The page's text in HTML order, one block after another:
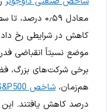
کاهش در شرایطی رخ داد
موضع نسبتاً انقباضی
برخی شرکت‌های بزرگ،
هم‌زمان، شاخص S&P500
درصد کاهش یافتند.